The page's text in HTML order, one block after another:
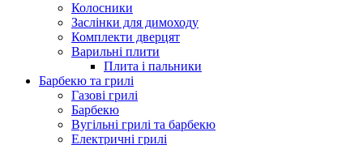
Колосники
Заслінки для димоходу
Комплекти дверцят
Варильні плити
Плита і пальники
Барбекю та грилі
Газові грилі
Барбекю
Вугільні грилі та барбекю
Електричні грилі